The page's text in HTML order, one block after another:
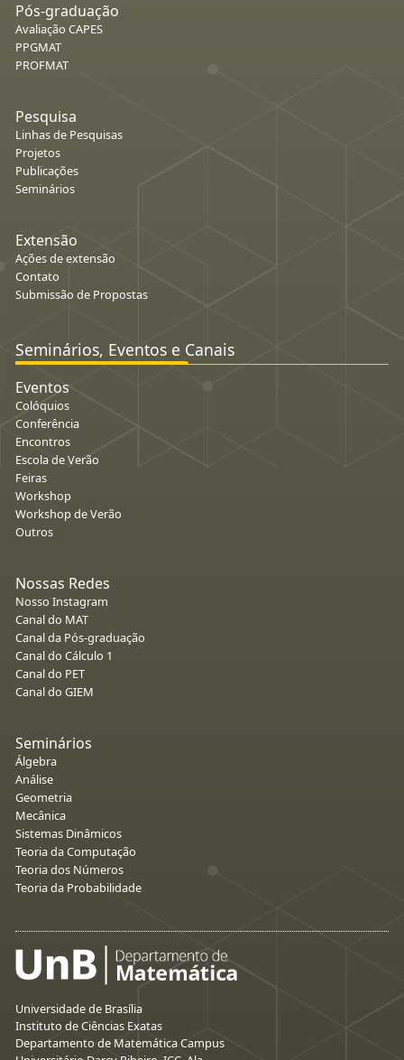
Pós-graduação
Avaliação CAPES
PPGMAT
PROFMAT
Pesquisa
Linhas de Pesquisas
Projetos
Publicações
Seminários
Extensão
Ações de extensão
Contato
Submissão de Propostas
Seminários, Eventos e Canais
Eventos
Colóquios
Conferência
Encontros
Escola de Verão
Feiras
Workshop
Workshop de Verão
Outros
Nossas Redes
Nosso Instagram
Canal do MAT
Canal da Pós-graduação
Canal do Cálculo 1
Canal do PET
Canal do GIEM
Seminários
Álgebra
Análise
Geometria
Mecânica
Sistemas Dinâmicos
Teoria da Computação
Teoria dos Números
Teoria da Probabilidade
Universidade de Brasília
Instituto de Ciências Exatas
Departamento de Matemática Campus